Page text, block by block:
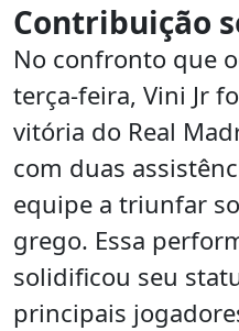
Contribuição
No confronto que
terça-feira, Vini Jr
vitória do Real
com duas
equipe a triunfar
grego. Essa
solidificou seu
principais